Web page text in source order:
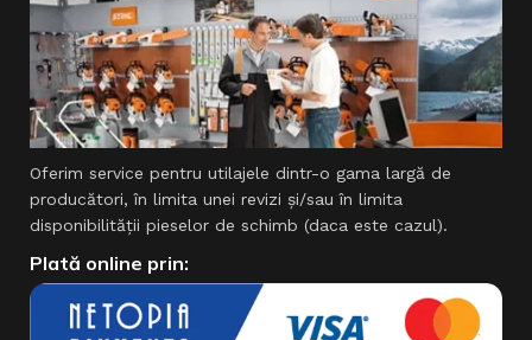
Oferim service pentru utilajele dintr-o gama largă de
producători, în limita unei revizi şi/sau în limita
disponibilităţii pieselor de schimb (daca este cazul).
Plată online prin: